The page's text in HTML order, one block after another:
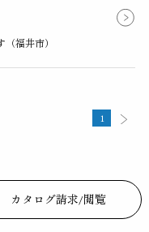
福井市）
1
カタログ請求/閲覧